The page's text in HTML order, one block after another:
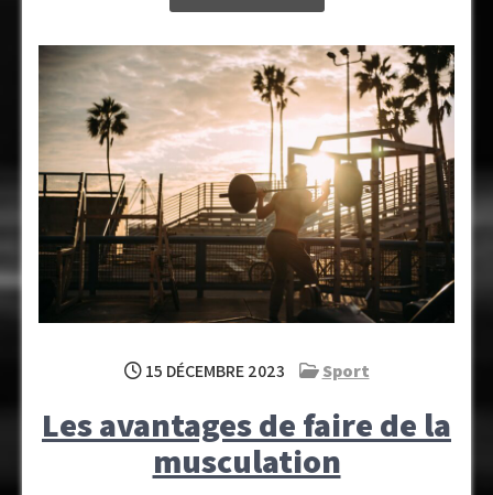
15 DÉCEMBRE 2023 Sport
Les avantages de faire de la
musculation